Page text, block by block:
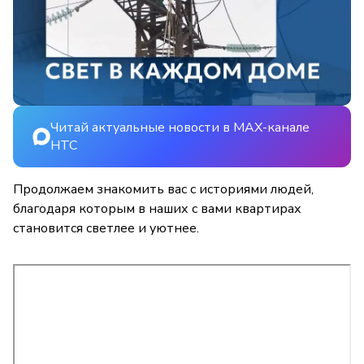
Читай актуальные новости в MAX-канале
НТС
Продолжаем знакомить вас с историями людей,
благодаря которым в наших с вами квартирах
становится светлее и уютнее.